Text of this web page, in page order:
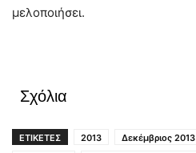
μελοποιήσει.
Σχόλια
ΕΤΙΚΕΤΕΣ 2013 Δεκέμβριος 2013